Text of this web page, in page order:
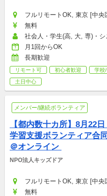
フルリモートOK, 東京 [中央
無料
社会人・学生(高, 大, 専)・
月1回からOK
長期歓迎
リモート可 初心者歓迎 学校
土日中心
メンバー/継続ボランティア
【都内数十カ所】8月22日
学習支援ボランティア合
NPO法人キッズドア
フルリモートOK, 東京 [中
無料